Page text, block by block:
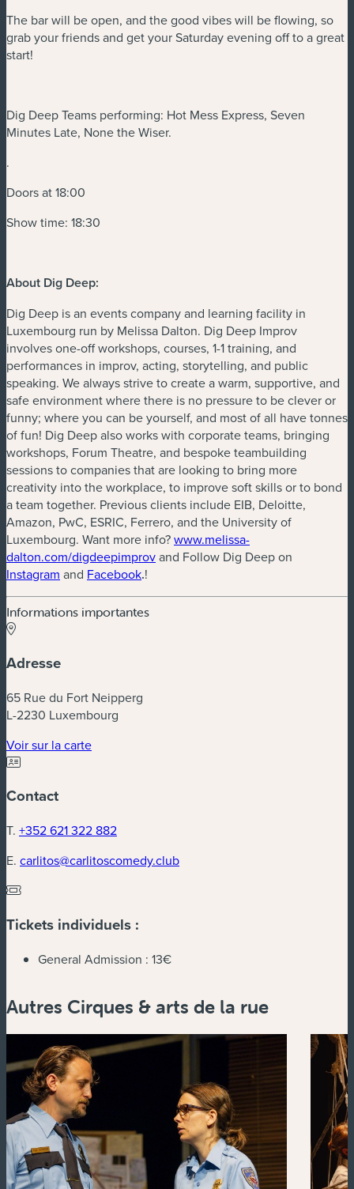
The bar will be open, and the good vibes will be flowing, so
grab your friends and get your Saturday evening off to a great
start!
Dig Deep Teams performing: Hot Mess Express, Seven
Minutes Late, None the Wiser.
.
Doors at 18:00
Show time: 18:30
About Dig Deep:
Dig Deep is an events company and learning facility in
Luxembourg run by Melissa Dalton. Dig Deep Improv
involves one-off workshops, courses, 1-1 training, and
performances in improv, acting, storytelling, and public
speaking. We always strive to create a warm, supportive, and
safe environment where there is no pressure to be clever or
funny; where you can be yourself, and most of all have tonnes
of fun! Dig Deep also works with corporate teams, bringing
workshops, Forum Theatre, and bespoke teambuilding
sessions to companies that are looking to bring more
creativity into the workplace, to improve soft skills or to bond
a team together. Previous clients include EIB, Deloitte,
Amazon, PwC, ESRIC, Ferrero, and the University of
Luxembourg. Want more info?www.melissa-
dalton.com/digdeepimprov(nouvelle fenêtre)
and Follow Dig Deep on
Instagram (nouvelle fenêtre)
and Facebook(nouvelle fenêtre)
.!
Informations importantes
Adresse
65 Rue du Fort Neipperg
L-2230 Luxembourg
Voir sur la carte(nouvelle fenêtre)
Contact
T. +352 621 322 882
E. carlitos@carlitoscomedy.club
Tickets individuels :
General Admission : 13€
Autres Cirques & arts de la rue